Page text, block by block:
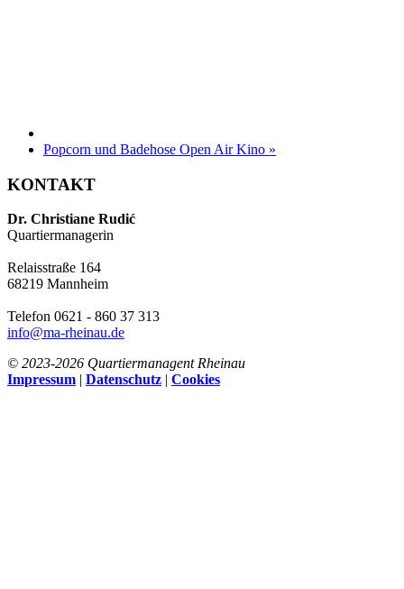
Popcorn und Badehose Open Air Kino »
KONTAKT
Dr. Christiane Rudić
Quartiermanagerin
Relaisstraße 164
68219 Mannheim
Telefon 0621 - 860 37 313
info@ma-rheinau.de
© 2023-2026 Quartiermanagent Rheinau
Impressum | Datenschutz | Cookies